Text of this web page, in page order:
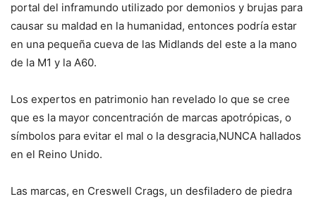
portal del inframundo utilizado por demonios y brujas para
causar su maldad en la humanidad, entonces podría estar
en una pequeña cueva de las Midlands del este a la mano
de la M1 y la A60.
Los expertos en patrimonio han revelado lo que se cree
que es la mayor concentración de marcas apotrópicas, o
símbolos para evitar el mal o la desgracia,NUNCA hallados
en el Reino Unido.
Las marcas, en Creswell Crags, un desfiladero de piedra